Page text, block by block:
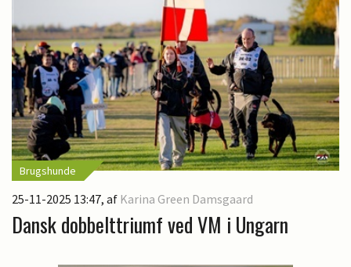
Brugshunde
25-11-2025 13:47, af Karina Green Damsgaard
Dansk dobbelttriumf ved VM i Ungarn